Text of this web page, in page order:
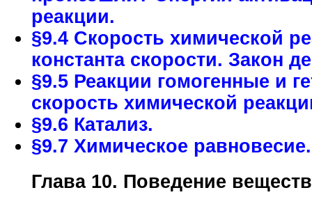
реакции.
§9.4 Скорость химической
константа скорости. Закон
§9.5 Реакции гомогенные и
скорость химической
§9.6 Катализ.
§9.7 Химическое
Глава 10. Поведение